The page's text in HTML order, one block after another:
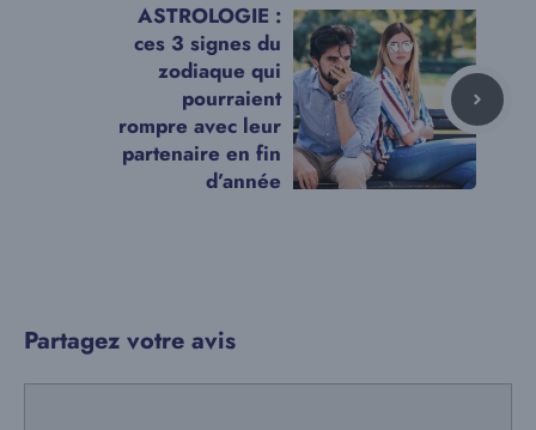
ASTROLOGIE :
ces 3 signes du
zodiaque qui
pourraient
rompre avec leur
partenaire en fin
d’année
Partagez votre avis